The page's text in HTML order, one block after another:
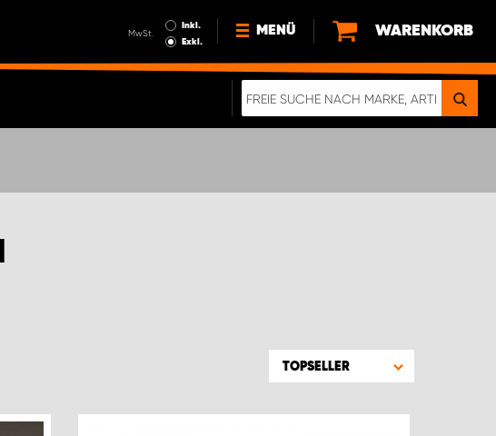
MwSt.
Inkl.
Exkl.
MENÜ
NEWS
WARENKORB
TOPSELLER